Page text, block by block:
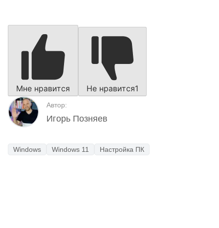
Мне нравится Не нравится1
Автор:
Игорь Позняев
Windows Windows 11 Настройка ПК